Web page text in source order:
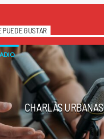
GUSTAR
CHARLAS URBANAS